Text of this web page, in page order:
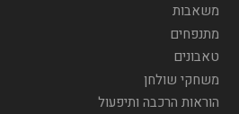
משאבות
מתנפחים
טאבונים
משחקי שולחן
הוראות הרכבה ותיפעול